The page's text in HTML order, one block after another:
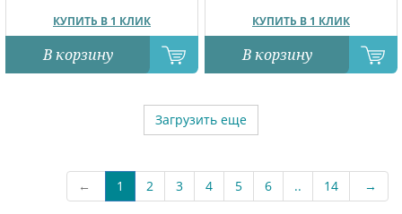
КУПИТЬ В 1 КЛИК
В корзину
КУПИТЬ В 1 КЛИК
В корзину
Загрузить еще
← 1 2 3 4 5 6 .. 14 →